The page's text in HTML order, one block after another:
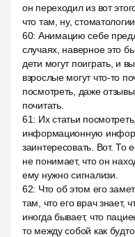
он переходил из вот
что там, ну,
60: Анимацию себе
случаях, наверное это
дети могут поиграть, и
взрослые могут что-то
посмотреть, даже
почитать.
61: Их статьи
информационную
заинтересовать. Вот. То
не понимает, что он
ему нужно сигнализи.
62: Что об этом его
там, что его врач знает,
иногда бывает, что
то между собой как